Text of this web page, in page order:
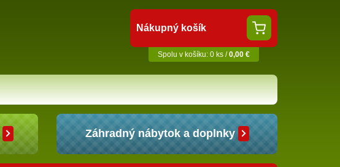
Nákupný košík
Spolu v košíku: 0 ks /0,00 €
Záhradný nábytok a doplnky